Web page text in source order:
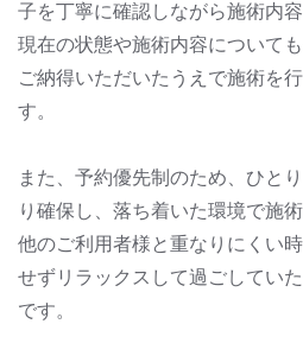
子を丁寧に確認しながら施術内
現在の状態や施術内容について
ご納得いただいたうえで施術を
す。
また、予約優先制のため、ひと
り確保し、落ち着いた環境で施
他のご利用者様と重なりにくい
せずリラックスして過ごしてい
です。